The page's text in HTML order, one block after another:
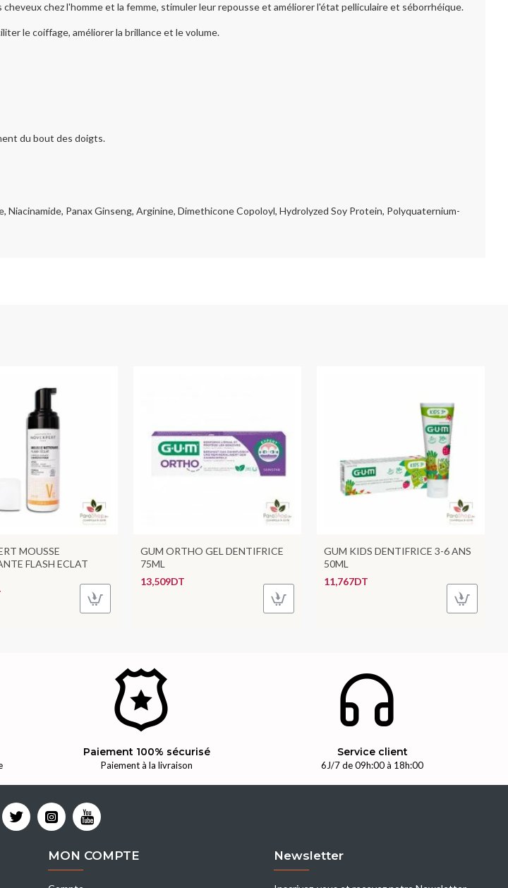
chez l'homme et la femme, stimuler leur repousse et améliorer l'état pelliculaire et séborrhéique.
le coiffage, améliorer la brillance et le volume.
du bout des doigts.
Panax Ginseng, Arginine, Dimethicone Copoloyl, Hydrolyzed Soy Protein, Polyquaternium-
MOUSSE
FLASH ECLAT
GUM ORTHO GEL DENTIFRICE
75ML
13,509DT
GUM KIDS DENTIFRICE 3-6 ANS
50ML
11,767DT
Paiement 100% sécurisé
Paiement à la livraison
Service client
6J/7 de 09h:00 à 18h:00
MON COMPTE Newsletter